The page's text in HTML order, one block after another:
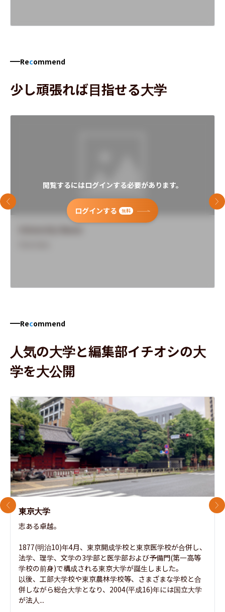
Recommend
少し頑張れば目指せる大学
閲覧するにはログインする必要があります。
ログインする 無料
前のスライド 次
Recommend
人気の大学と編集部イチオシの大
学を大公開
東京大学
志ある卓越。
1877(明治10)年4月、東京開成学校と東京医学校が合併し、
法学、理学、文学の3学部と医学部および予備門(第一高等
学校の前身)で構成される東京大学が誕生しました。
以後、工部大学校や東京農林学校等、さまざまな学校と合
併しながら総合大学となり、2004(平成16)年には国立大学
が法人...
前のスライド 次